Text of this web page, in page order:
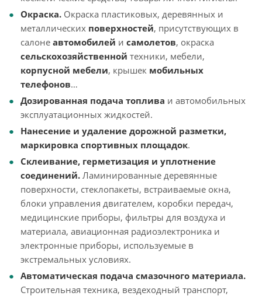
Окраска. Окраска пластиковых, деревянных и
металлических поверхностей, присутствующих в
салоне автомобилей и самолетов, окраска
сельскохозяйственной техники, мебели,
корпусной мебели, крышек мобильных
телефонов…
Дозированная подача топлива и автомобильных
эксплуатационных жидкостей.
Нанесение и удаление дорожной разметки,
маркировка спортивных площадок.
Склеивание, герметизация и уплотнение
соединений. Ламинированные деревянные
поверхности, стеклопакеты, встраиваемые окна,
блоки управления двигателем, коробки передач,
медицинские приборы, фильтры для воздуха и
материала, авиационная радиоэлектроника и
электронные приборы, используемые в
экстремальных условиях.
Автоматическая подача смазочного материала.
Строительная техника, вездеходный транспорт,